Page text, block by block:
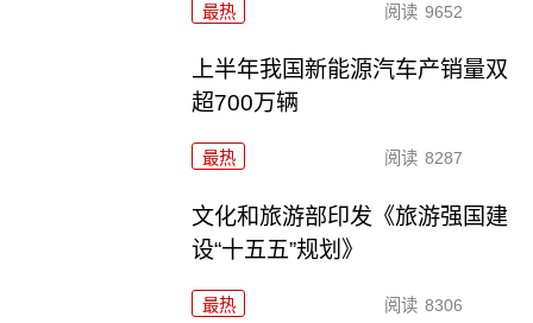
最热 阅读 9652
上半年我国新能源汽车产销量双
超700万辆
最热 阅读 8287
文化和旅游部印发《旅游强国建
设“十五五”规划》
最热 阅读 8306